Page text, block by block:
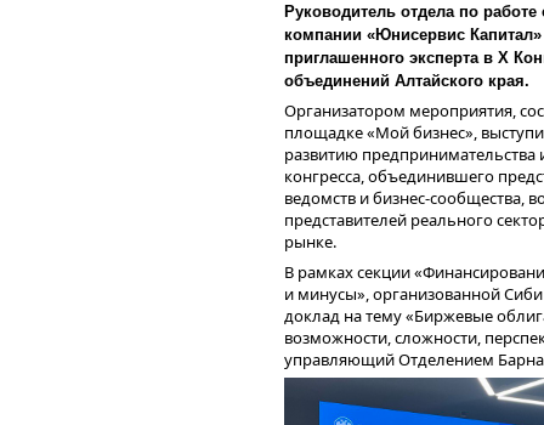
Таким образом, мы видим
учитывать и инвесторам, и
ликвидности бумаг третьего
достаточно ликвидными можно
входит в сектор L4 и выше. При
бумага и тем больший объем
ценам.
Оптимальный объем заявок
Капитал»
В продолжение рассуждений об
выпусков третьего эшелона и
также обратимся к практике.
участника рынка ценных бумаг.
Напомним, что 21 декабря 2022
ООО «Инвестиционная
осуществление брокерской и
года компания получила
осуществление услуг
первая за долгое время
обладателем всех необходимых
рынка ценных бумаг.
Руководитель отдела по
компании «Юнисервис
приглашенного эксперта в X
объединений Алтайского края.
Организатором мероприятия,
площадке «Мой бизнес»,
развитию
конгресса, объединившего
ведомств и бизнес-сообщества,
представителей реального
рынке.
В рамках секции
и минусы», организованной
доклад на тему «Биржевые
возможности, сложности,
управляющий Отделением